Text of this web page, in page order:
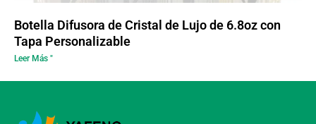
Botella Difusora de Cristal de Lujo de 6.8oz con
Tapa Personalizable
Leer Más "